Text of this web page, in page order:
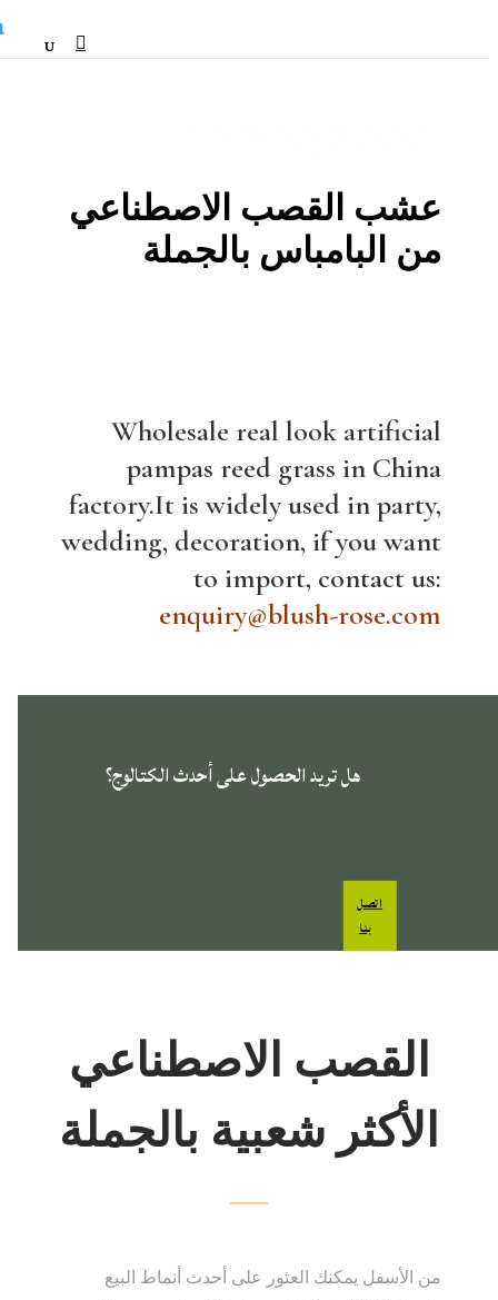
عشب القصب الاصطناعي
من البامباس بالجملة
Wholesale real look artificial
pampas reed grass in China
factory.It is widely used in party,
wedding, decoration, if you want
to import, contact us:
enquiry@blush-rose.com
هل تريد الحصول على أحدث الكتالوج؟
اتصل
بنا
القصب الاصطناعي
الأكثر شعبية بالجملة
من الأسفل يمكنك العثور على أحدث أنماط البيع